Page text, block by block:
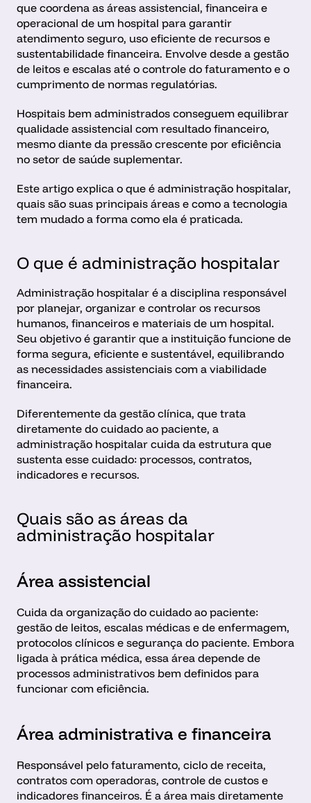
que coordena as áreas assistencial, financeira e
operacional de um hospital para garantir
atendimento seguro, uso eficiente de recursos e
sustentabilidade financeira. Envolve desde a gestão
de leitos e escalas até o controle do faturamento e o
cumprimento de normas regulatórias.
Hospitais bem administrados conseguem equilibrar
qualidade assistencial com resultado financeiro,
mesmo diante da pressão crescente por eficiência
no setor de saúde suplementar.
Este artigo explica o que é administração hospitalar,
quais são suas principais áreas e como a tecnologia
tem mudado a forma como ela é praticada.
O que é administração hospitalar
Administração hospitalar é a disciplina responsável
por planejar, organizar e controlar os recursos
humanos, financeiros e materiais de um hospital.
Seu objetivo é garantir que a instituição funcione de
forma segura, eficiente e sustentável, equilibrando
as necessidades assistenciais com a viabilidade
financeira.
Diferentemente da gestão clínica, que trata
diretamente do cuidado ao paciente, a
administração hospitalar cuida da estrutura que
sustenta esse cuidado: processos, contratos,
indicadores e recursos.
Quais são as áreas da
administração hospitalar
Área assistencial
Cuida da organização do cuidado ao paciente:
gestão de leitos, escalas médicas e de enfermagem,
protocolos clínicos e segurança do paciente. Embora
ligada à prática médica, essa área depende de
processos administrativos bem definidos para
funcionar com eficiência.
Área administrativa e financeira
Responsável pelo faturamento, ciclo de receita,
contratos com operadoras, controle de custos e
indicadores financeiros. É a área mais diretamente